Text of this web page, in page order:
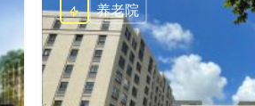
养老院